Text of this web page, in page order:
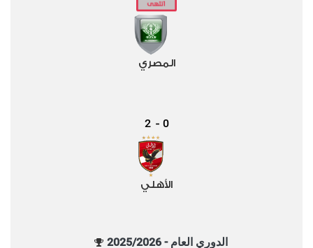
المصري
0
-
2
الأهلي
الدوري العام - 2025/2026